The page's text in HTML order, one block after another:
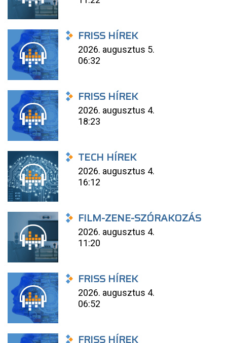
FRISS HÍREK
2026. augusztus 5.
06:32
FRISS HÍREK
2026. augusztus 4.
18:23
TECH HÍREK
2026. augusztus 4.
16:12
FILM-ZENE-SZÓRAKOZÁS
2026. augusztus 4.
11:20
FRISS HÍREK
2026. augusztus 4.
06:52
FRISS HÍREK